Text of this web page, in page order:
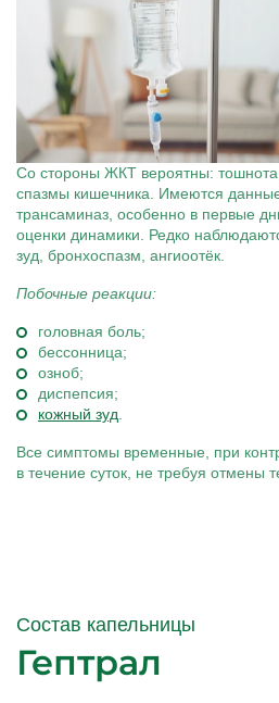
Со стороны ЖКТ вероятны: тошнота,
спазмы кишечника. Имеются
трансаминаз, особенно в первые
оценки динамики. Редко
зуд, бронхоспазм, ангиоотёк.
Побочные реакции:
головная боль;
бессонница;
озноб;
диспепсия;
кожный зуд
Все симптомы временные, при
в течение суток, не требуя отмены
Состав капельницы
Гептрал